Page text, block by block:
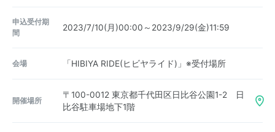
申込受付期
間
2023/7/10(月)00:00～2023/9/29(金)11:59
会場 「HIBIYA RIDE(ヒビヤライド)」※受付場所
開催場所
〒100-0012 東京都千代田区日比谷公園1-2 日
比谷駐車場地下1階